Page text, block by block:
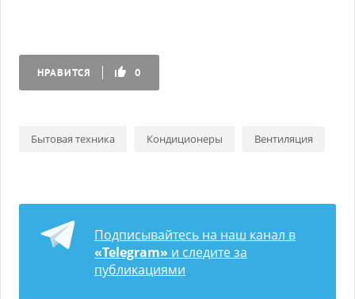
НРАВИТСЯ 0
Бытовая техника Кондиционеры Вентиляция
Подписывайтесь на наш канал в
«Telegram» и следите за
публикациями